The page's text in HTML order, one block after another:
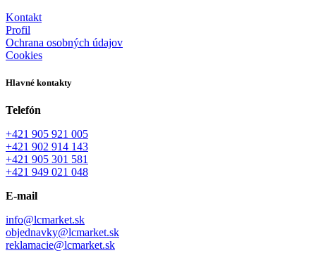
Kontakt
Profil
Ochrana osobných údajov
Cookies
Hlavné kontakty
Telefón
+421 905 921 005
+421 902 914 143
+421 905 301 581
+421 949 021 048
E-mail
info@lcmarket.sk
objednavky@lcmarket.sk
reklamacie@lcmarket.sk